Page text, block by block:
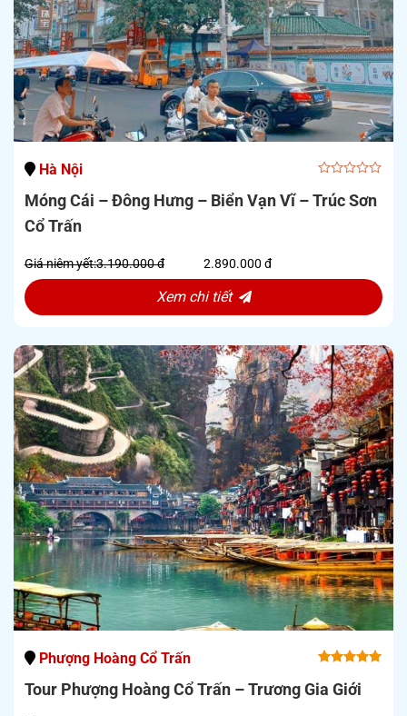
Hà Nội
out
Móng Cái – Đông Hưng – Biển Vạn Vĩ – Trúc Sơn
Cổ Trấn
2.890.000 đ
Giá niêm yết:3.190.000 đ
Xem chi tiết
Phượng Hoàng Cổ Trấn
of 5
Tour Phượng Hoàng Cổ Trấn – Trương Gia Giới